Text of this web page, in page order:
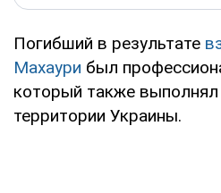
Погибший в результате
Махаури был
который также выполнял
территории Украины.